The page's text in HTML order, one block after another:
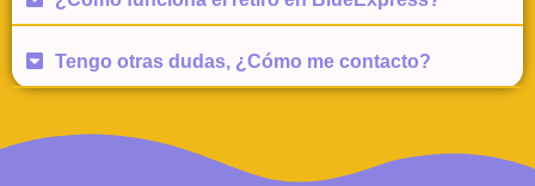
Tengo otras dudas, ¿Cómo me contacto?